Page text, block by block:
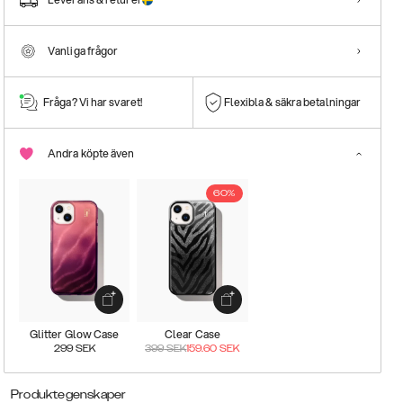
Vanliga frågor
Fråga? Vi har svaret! Flexibla & säkra betalningar
Andra köpte även
Glitter Glow Case
299 SEK
60%
Clear Case
399SEK159.60 SEK
Produktegenskaper